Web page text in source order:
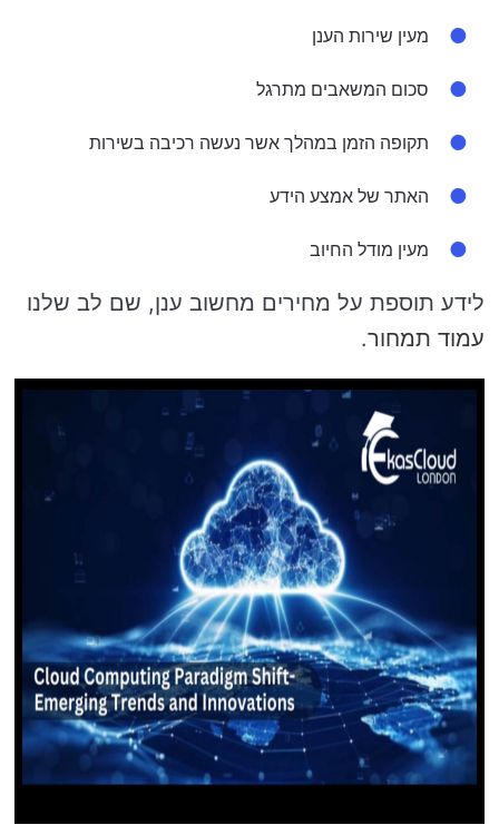
מעין שירות הענן
סכום המשאבים מתרגל
תקופה הזמן במהלך אשר נעשה רכיבה בשירות
האתר של אמצע הידע
מעין מודל החיוב
לידע תוספת על מחירים מחשוב ענן, שם לב שלנו
עמוד תמחור.